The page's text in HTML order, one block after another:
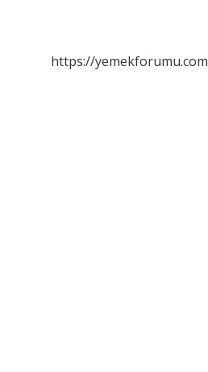
https://yemekforumu.com